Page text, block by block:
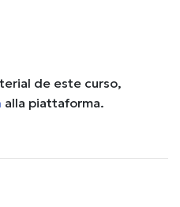
de este curso,
alla piattaforma.